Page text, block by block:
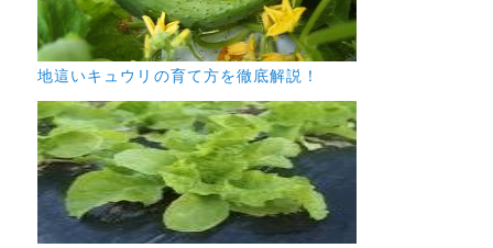
地這いキュウリの育て方を徹底解説！